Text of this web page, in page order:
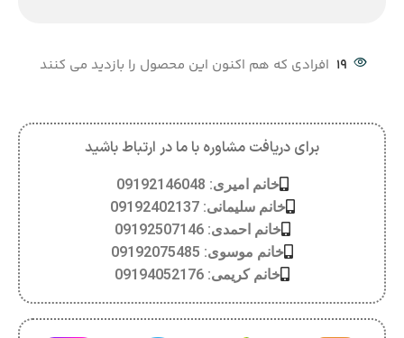
19 افرادی که هم اکنون این محصول را بازدید می کنند
برای دریافت مشاوره با ما در ارتباط باشید
خانم امیری: 09192146048
خانم سلیمانی: 09192402137
خانم احمدی: 09192507146
خانم موسوی: 09192075485
خانم کریمی: 09194052176